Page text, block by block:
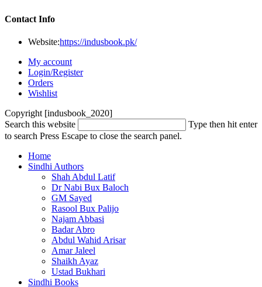
Contact Info
Website:https://indusbook.pk/
My account
Login/Register
Orders
Wishlist
Copyright [indusbook_2020]
Search this website
Type then hit enter
to search Press Escape to close the search panel.
Home
Sindhi Authors
Shah Abdul Latif
Dr Nabi Bux Baloch
GM Sayed
Rasool Bux Palijo
Najam Abbasi
Badar Abro
Abdul Wahid Arisar
Amar Jaleel
Shaikh Ayaz
Ustad Bukhari
Sindhi Books